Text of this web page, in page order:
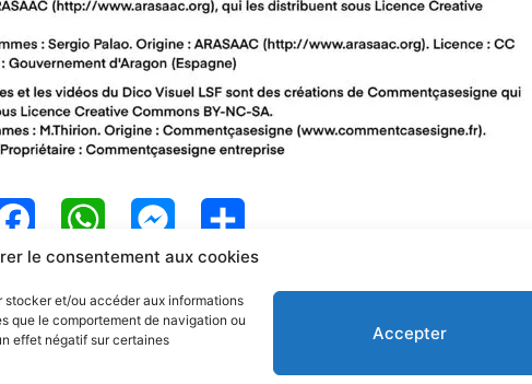
le consentement aux cookies
stocker et/ou accéder aux informations
que le comportement de navigation ou
effet négatif sur certaines
Accepter
W
h
a
t
M
e
s
s
P
a
r